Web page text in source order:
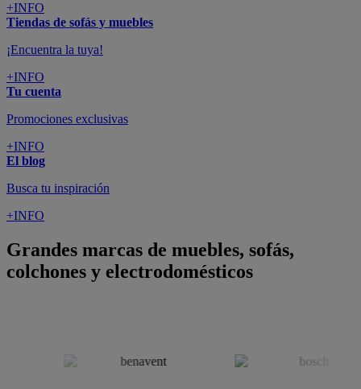
+INFO
Tiendas de sofás y muebles
¡Encuentra la tuya!
+INFO
Tu cuenta
Promociones exclusivas
+INFO
El blog
Busca tu inspiración
+INFO
Grandes marcas de muebles, sofás,
colchones y electrodomésticos